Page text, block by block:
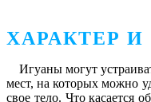
ХАРАКТЕР
Игуаны могут
мест, на которых можно
свое тело. Что касается